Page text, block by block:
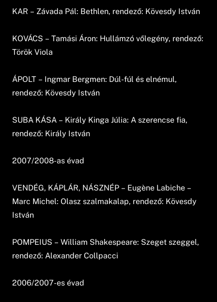
KAR – Závada Pál: Bethlen, rendező: Kövesdy István
KOVÁCS – Tamási Áron: Hullámzó vőlegény, rendező:
Török Viola
ÁPOLT – Ingmar Bergmen: Dúl-fúl és elnémul,
rendező: Kövesdy István
SUBA KÁSA – Király Kinga Júlia: A szerencse fia,
rendező: Király István
2007/2008-as évad
VENDÉG, KÁPLÁR, NÁSZNÉP – Eugène Labiche –
Marc Michel: Olasz szalmakalap, rendező: Kövesdy
István
POMPEIUS – William Shakespeare: Szeget szeggel,
rendező: Alexander Collpacci
2006/2007-es évad